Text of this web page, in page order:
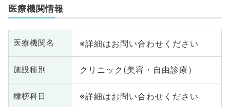
医療機関情報
医療機関名 ※詳細はお問い合わせください
施設種別 クリニック(美容・自由診療）
標榜科目 ※詳細はお問い合わせください